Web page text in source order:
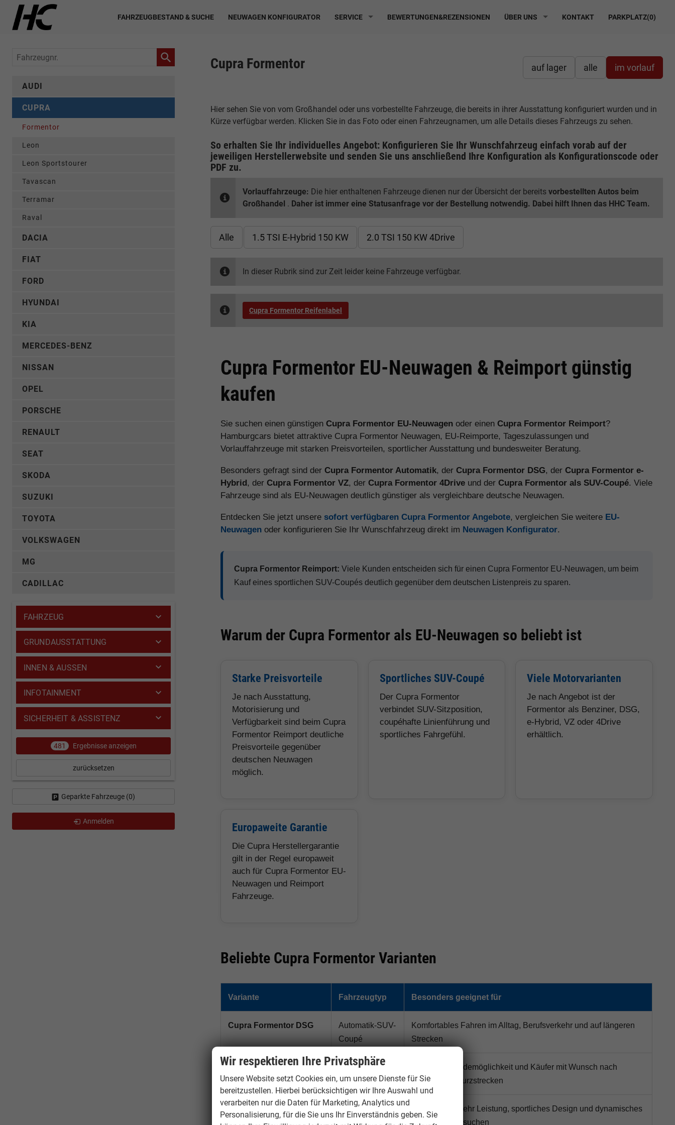
FAHRZEUGBESTAND & SUCHE NEUWAGEN KONFIGURATOR SERVICE BEWERTUNGEN&REZENSIONEN ÜBER UNS KONTAKT PARKPLATZ(0)
auf lager alle im vorlauf
Cupra Formentor
Hier sehen Sie von vom Großhandel oder uns vorbestellte Fahrzeuge, die bereits in ihrer Ausstattung konfiguriert wurden und in
Kürze verfügbar werden. Klicken Sie in das Foto oder einen Fahrzeugnamen, um alle Details dieses Fahrzeugs zu sehen.
So erhalten Sie Ihr individuelles Angebot: Konfigurieren Sie Ihr Wunschfahrzeug einfach vorab auf der
jeweiligen Herstellerwebsite und senden Sie uns anschließend Ihre Konfiguration als Konfigurationscode oder
PDF zu.
Vorlauffahrzeuge: Die hier enthaltenen Fahrzeuge dienen nur der Übersicht der bereitsvorbestellten Autos beim
Großhandel . Daher ist immer eine Statusanfrage vor der Bestellung notwendig. Dabei hilft Ihnen das HHC Team.
Alle 1.5 TSI E-Hybrid 150 KW 2.0 TSI 150 KW 4Drive
In dieser Rubrik sind zur Zeit leider keine Fahrzeuge verfügbar.
Cupra Formentor Reifenlabel
Cupra Formentor EU-Neuwagen & Reimport günstig
kaufen
Sie suchen einen günstigenCupra Formentor EU-Neuwagen oder einenCupra Formentor Reimport?
Hamburgcars bietet attraktive Cupra Formentor Neuwagen, EU-Reimporte, Tageszulassungen und
Vorlauffahrzeuge mit starken Preisvorteilen, sportlicher Ausstattung und bundesweiter Beratung.
Besonders gefragt sind derCupra Formentor Automatik, derCupra Formentor DSG, derCupra Formentor e-
Hybrid, derCupra Formentor VZ, derCupra Formentor 4Drive und derCupra Formentor als SUV-Coupé. Viele
Fahrzeuge sind als EU-Neuwagen deutlich günstiger als vergleichbare deutsche Neuwagen.
Entdecken Sie jetzt unsere sofort verfügbaren Cupra Formentor Angebote, vergleichen Sie weitere EU-
Neuwagen oder konfigurieren Sie Ihr Wunschfahrzeug direkt im Neuwagen Konfigurator.
Cupra Formentor Reimport: Viele Kunden entscheiden sich für einen Cupra Formentor EU-Neuwagen, um beim
Kauf eines sportlichen SUV-Coupés deutlich gegenüber dem deutschen Listenpreis zu sparen.
Warum der Cupra Formentor als EU-Neuwagen so beliebt ist
Starke Preisvorteile
Je nach Ausstattung,
Motorisierung und
Verfügbarkeit sind beim Cupra
Formentor Reimport deutliche
Preisvorteile gegenüber
deutschen Neuwagen
möglich.
Sportliches SUV-Coupé
Der Cupra Formentor
verbindet SUV-Sitzposition,
coupéhafte Linienführung und
sportliches Fahrgefühl.
Viele Motorvarianten
Je nach Angebot ist der
Formentor als Benziner, DSG,
e-Hybrid, VZ oder 4Drive
erhältlich.
Europaweite Garantie
Die Cupra Herstellergarantie
gilt in der Regel europaweit
auch für Cupra Formentor EU-
Neuwagen und Reimport
Fahrzeuge.
Beliebte Cupra Formentor Varianten
Variante Fahrzeugtyp Besonders geeignet für
Cupra Formentor DSG
Automatik-SUV-
Coupé
Komfortables Fahren im Alltag, Berufsverkehr und auf längeren
Strecken
Cupra Formentor e-
Hybrid
Plug-in-Hybrid
Pendler mit Lademöglichkeit und Käufer mit Wunsch nach
elektrischen Kurzstrecken
Sportversion
Kunden, die mehr Leistung, sportliches Design und dynamisches
Fahrverhalten suchen
Fahrzeugnr.
AUDI
CUPRA
Formentor
Leon
Leon Sportstourer
Tavascan
Terramar
Raval
DACIA
FIAT
FORD
HYUNDAI
KIA
MERCEDES-BENZ
NISSAN
OPEL
PORSCHE
RENAULT
SEAT
SKODA
SUZUKI
TOYOTA
VOLKSWAGEN
MG
CADILLAC
FAHRZEUG
GRUNDAUSSTATTUNG
INNEN & AUSSEN
INFOTAINMENT
SICHERHEIT & ASSISTENZ
481 Ergebnisse anzeigen
zurücksetzen
Geparkte Fahrzeuge (0)
Anmelden
Wir respektieren Ihre Privatsphäre
Unsere Website setzt Cookies ein, um unsere Dienste für Sie
bereitzustellen. Hierbei berücksichtigen wir Ihre Auswahl und
verarbeiten nur die Daten für Marketing, Analytics und
Personalisierung, für die Sie uns Ihr Einverständnis geben. Sie